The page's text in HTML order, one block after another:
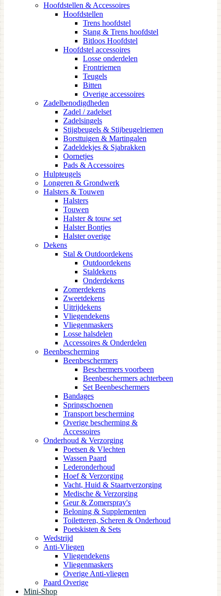
Hoofdstellen & Accessoires
Hoofdstellen
Trens hoofdstel
Stang & Trens hoofdstel
Bitloos Hoofdstel
Hoofdstel accessoires
Losse onderdelen
Frontriemen
Teugels
Bitten
Overige accessoires
Zadelbenodigdheden
Zadel / zadelset
Zadelsingels
Stijgbeugels & Stijbeugelriemen
Borsttuigen & Martingalen
Zadeldekjes & Sjabrakken
Oornetjes
Pads & Accessoires
Hulpteugels
Longeren & Grondwerk
Halsters & Touwen
Halsters
Touwen
Halster & touw set
Halster Bontjes
Halster overige
Dekens
Stal & Outdoordekens
Outdoordekens
Staldekens
Onderdekens
Zomerdekens
Zweetdekens
Uitrijdekens
Vliegendekens
Vliegenmaskers
Losse halsdelen
Accessoires & Onderdelen
Beenbescherming
Beenbeschermers
Beschermers voorbeen
Beenbeschermers achterbeen
Set Beenbeschermers
Bandages
Springschoenen
Transport bescherming
Overige bescherming &
Accessoires
Onderhoud & Verzorging
Poetsen & Vlechten
Wassen Paard
Lederonderhoud
Hoef & Verzorging
Vacht, Huid & Staartverzorging
Medische & Verzorging
Geur & Zomerspray's
Beloning & Supplementen
Toiletteren, Scheren & Onderhoud
Poetskisten & Sets
Wedstrijd
Anti-Vliegen
Vliegendekens
Vliegenmaskers
Overige Anti-vliegen
Paard Overige
Mini-Shop